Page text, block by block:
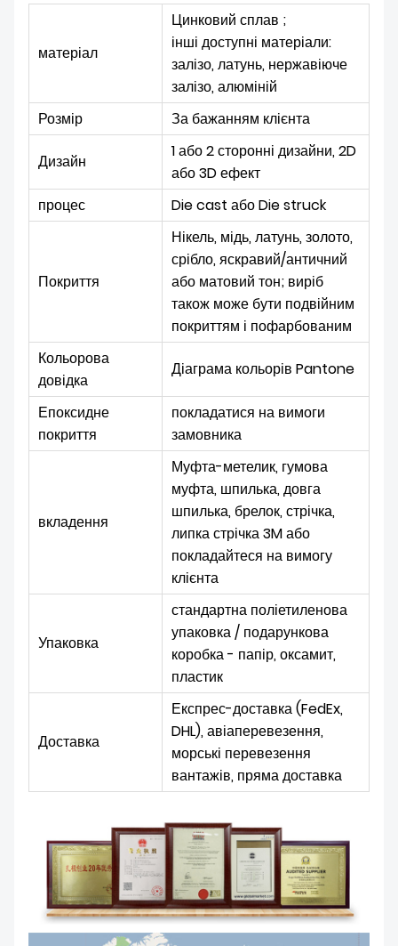
матеріал
Цинковий сплав ;
інші доступні матеріали:
залізо, латунь, нержавіюче
залізо, алюміній
Розмір
За бажанням клієнта
Дизайн
1 або 2 сторонні дизайни, 2D
або 3D ефект
процес
Die cast або Die struck
Покриття
Нікель, мідь, латунь, золото,
срібло, яскравий/античний
або матовий тон; виріб
також може бути подвійним
покриттям і пофарбованим
Кольорова
довідка
Діаграма кольорів Pantone
Епоксидне
покриття
покладатися на вимоги
замовника
вкладення
Муфта-метелик, гумова
муфта, шпилька, довга
шпилька, брелок, стрічка,
липка стрічка 3M або
покладайтеся на вимогу
клієнта
Упаковка
стандартна поліетиленова
упаковка / подарункова
коробка - папір, оксамит,
пластик
Доставка
Експрес-доставка (FedEx,
DHL), авіаперевезення,
морські перевезення
вантажів, пряма доставка